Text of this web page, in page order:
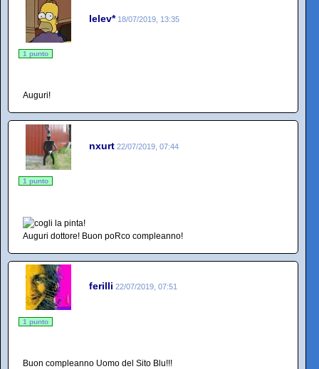
lelev* 18/07/2019, 13:35
1 punto
Auguri!
nxurt 22/07/2019, 07:44
1 punto
Auguri dottore! Buon poRco compleanno!
ferilli 22/07/2019, 07:51
1 punto
Buon compleanno Uomo del Sito Blu!!!